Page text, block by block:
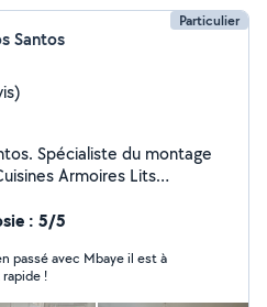
Particulier
Santos
Spécialiste du montage
pour un devis gratuit !
: 5/5
passé avec Mbaye il est à
!